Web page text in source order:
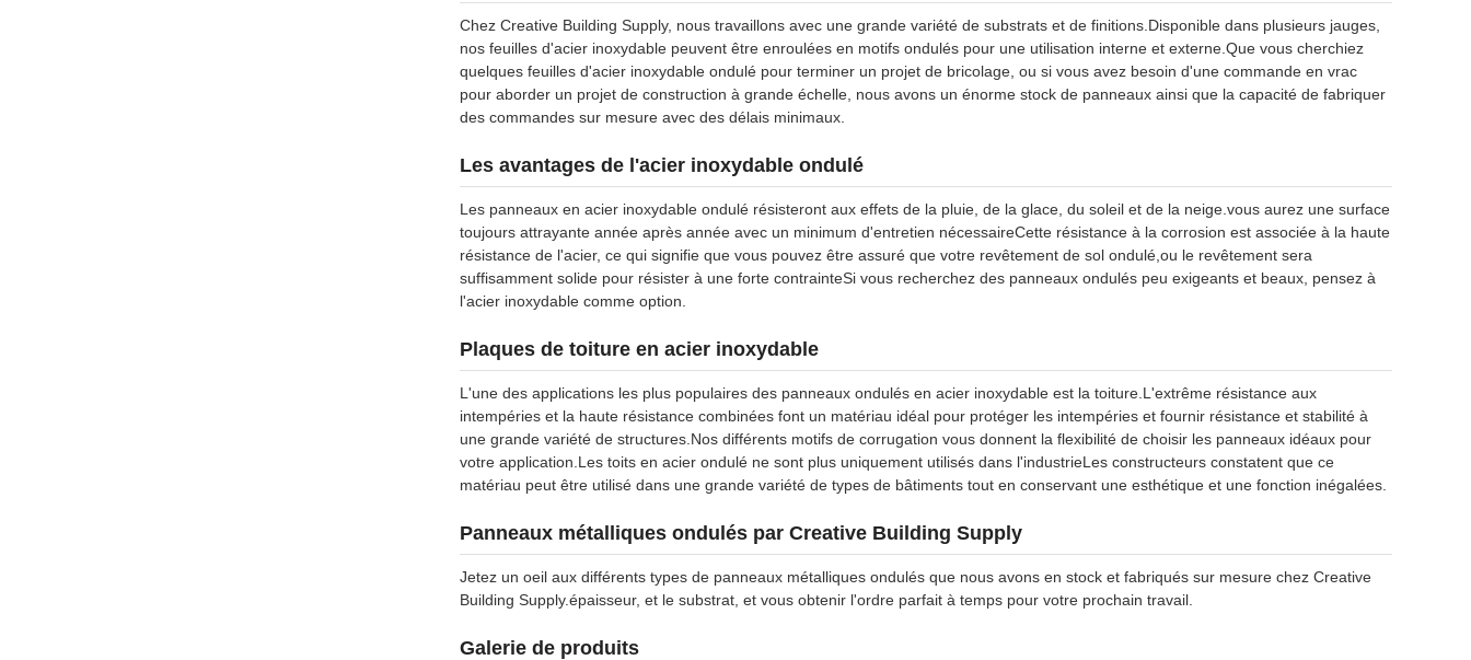
Chez Creative Building Supply, nous travaillons avec une grande variété de substrats et de finitions.Disponible dans plusieurs jauges,
nos feuilles d'acier inoxydable peuvent être enroulées en motifs ondulés pour une utilisation interne et externe.Que vous cherchiez
quelques feuilles d'acier inoxydable ondulé pour terminer un projet de bricolage, ou si vous avez besoin d'une commande en vrac
pour aborder un projet de construction à grande échelle, nous avons un énorme stock de panneaux ainsi que la capacité de fabriquer
des commandes sur mesure avec des délais minimaux.
Les avantages de l'acier inoxydable ondulé
Les panneaux en acier inoxydable ondulé résisteront aux effets de la pluie, de la glace, du soleil et de la neige.vous aurez une surface
toujours attrayante année après année avec un minimum d'entretien nécessaireCette résistance à la corrosion est associée à la haute
résistance de l'acier, ce qui signifie que vous pouvez être assuré que votre revêtement de sol ondulé,ou le revêtement sera
suffisamment solide pour résister à une forte contrainteSi vous recherchez des panneaux ondulés peu exigeants et beaux, pensez à
l'acier inoxydable comme option.
Plaques de toiture en acier inoxydable
L'une des applications les plus populaires des panneaux ondulés en acier inoxydable est la toiture.L'extrême résistance aux
intempéries et la haute résistance combinées font un matériau idéal pour protéger les intempéries et fournir résistance et stabilité à
une grande variété de structures.Nos différents motifs de corrugation vous donnent la flexibilité de choisir les panneaux idéaux pour
votre application.Les toits en acier ondulé ne sont plus uniquement utilisés dans l'industrieLes constructeurs constatent que ce
matériau peut être utilisé dans une grande variété de types de bâtiments tout en conservant une esthétique et une fonction inégalées.
Panneaux métalliques ondulés par Creative Building Supply
Jetez un oeil aux différents types de panneaux métalliques ondulés que nous avons en stock et fabriqués sur mesure chez Creative
Building Supply.épaisseur, et le substrat, et vous obtenir l'ordre parfait à temps pour votre prochain travail.
Galerie de produits